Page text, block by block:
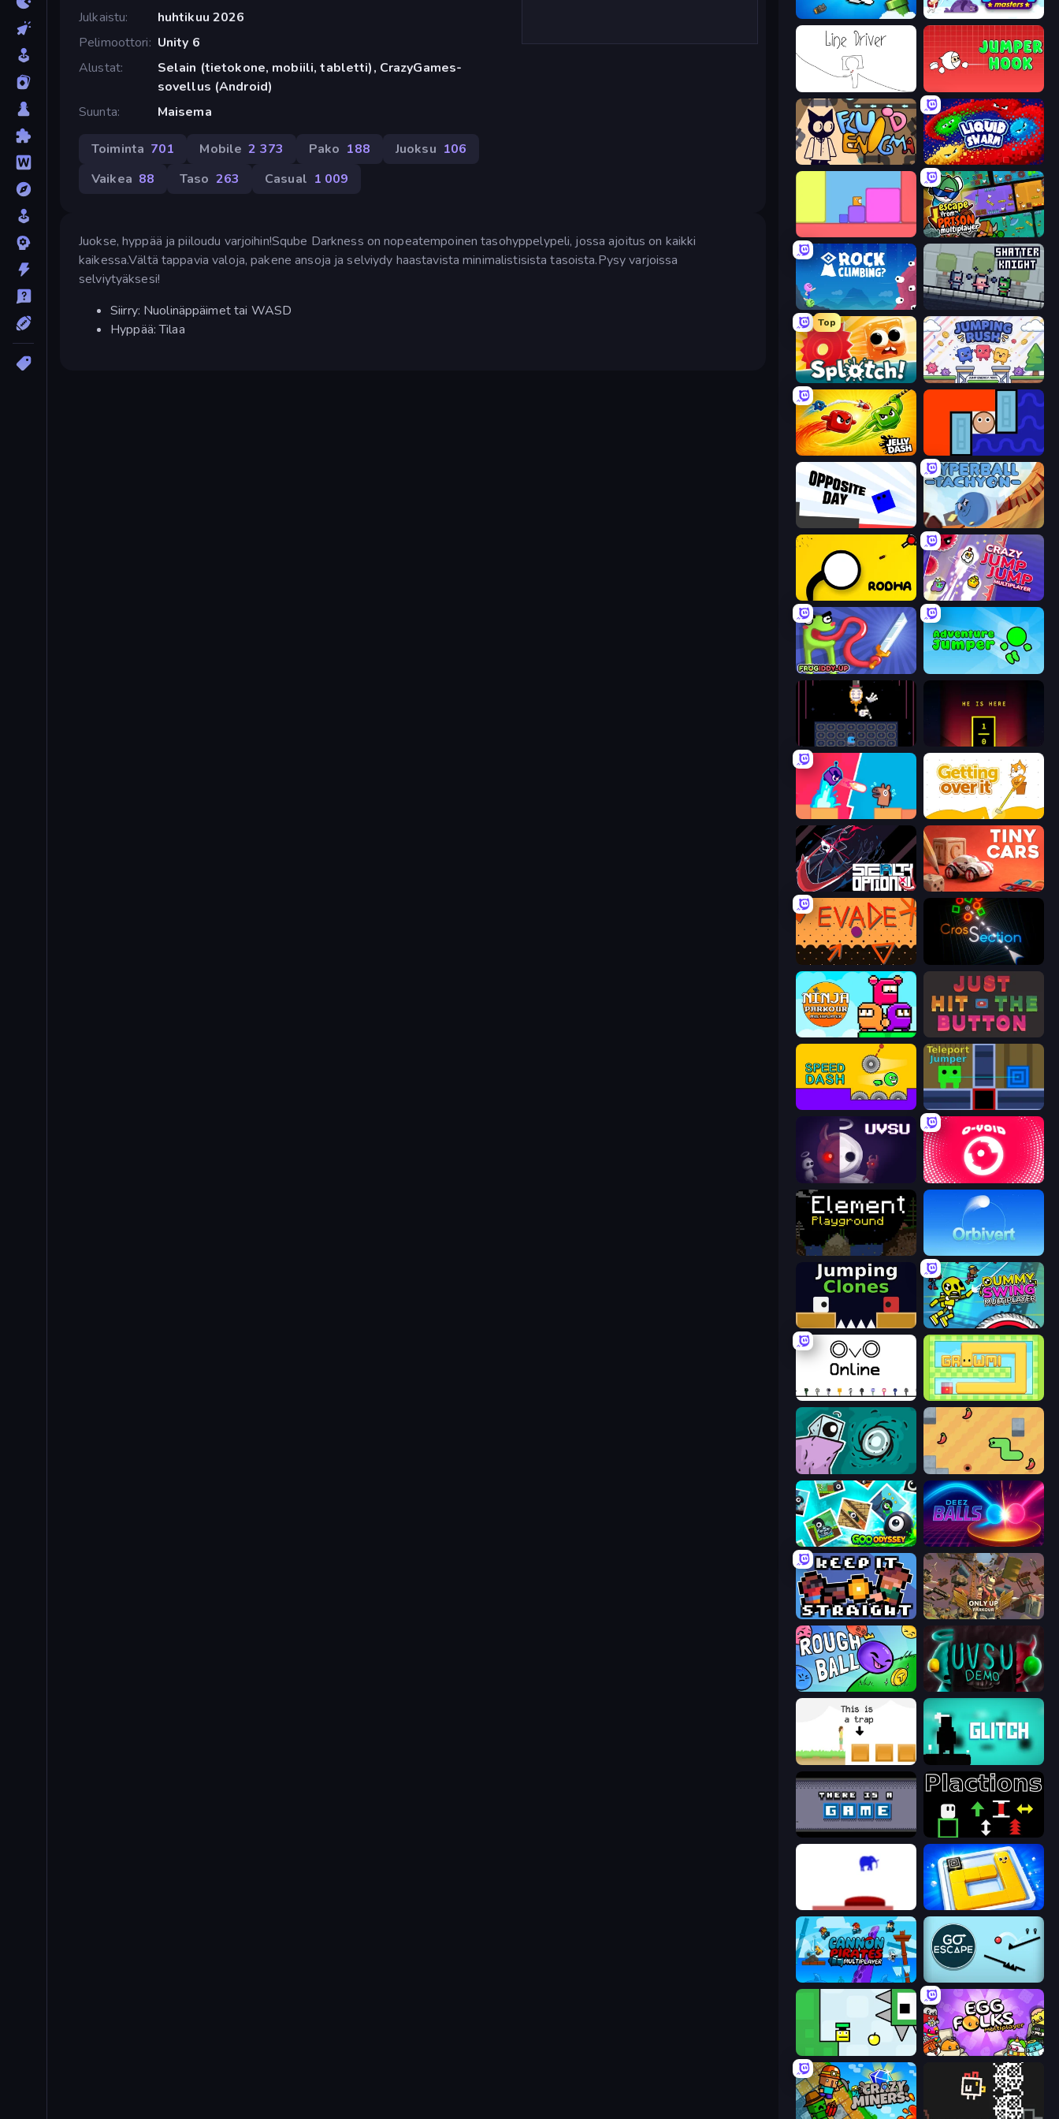
Julkaistu
huhtikuu 2026
Pelimoottori
Unity 6
Alustat
Selain (tietokone, mobiili, tabletti), CrazyGames-
sovellus (Android)
Suunta
Maisema
Toiminta 701 Mobile 2 373 Pako 188 Juoksu 106
Vaikea 88 Taso 263 Casual 1 009
Juokse, hyppää ja piiloudu varjoihin!Sqube Darkness on nopeatempoinen tasohyppelypeli, jossa ajoitus on kaikki
kaikessa.Vältä tappavia valoja, pakene ansoja ja selviydy haastavista minimalistisista tasoista.Pysy varjoissa
selviytyäksesi!
Siirry: Nuolinäppäimet tai WASD
Hyppää: Tilaa
Honk Bouncemasters
Fluid Enigma Liquid Swarm
Escape From Prison Multiplayer
Rock Climbing? Shatter Knight
Top
Splotch! Jumping Rush
Jelly Dash Lava and Aqua
Opposite Day Hyperball Tachyon
Rodha Crazy Jump Jump Multiplayer
Frogiddy Adventure Jumper
Just One Boss He is Here
Boom Slingers ReBoom Getting Over It
Stealth Optional Tiny Cars
Evade Crossection
Ninja Parkour Multiplayer Just Hit the Button
Teleport Jumper
UVSU O-VOID
Element Playground
Jumping Clones Crazy Dummy Swing Multiplayer
OvO.io Growmi
Tilo SSSPICY!
Goo Odyssey Deez Balls
Keep It Straight Only Up: Parkour
Rough Ball UVSU Demo
The Unfair Platformer
There Is No Game
This Is The Only Level Ice Slide
Cannon Pirates Multiplayer
Egg Folks Multiplayer